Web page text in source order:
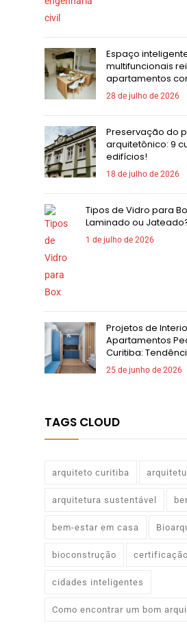
Espaço
multifuncionais
apartamentos
28 de julho de 2026
Preservação do
arquitetônico: 9
edifícios!
18 de julho de 2026
Tipos de Vidro para
Laminado ou
1 de julho de 2026
Projetos de
Apartamentos
Curitiba:
25 de junho de 2026
TAGS CLOUD
arquiteto curitiba
arquitetura sustentável
bem-estar em casa
bioconstrução certificação
cidades inteligentes
Como encontrar um bom